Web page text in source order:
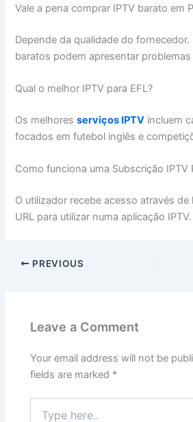
Vale a pena comprar IPTV barato em
Depende da qualidade do
baratos podem apresentar
Qual o melhor IPTV para EFL?
Os melhoresserviços IPTV incluem
focados em futebol inglês e
Como funciona uma Subscrição IPTV
O utilizador recebe acesso através
URL para utilizar numa aplicação IPTV.
PREVIOUS
Leave a Comment
Your email address will not be
fields are marked *
here..